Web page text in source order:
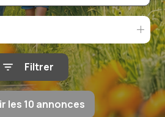
Filtrer
les 10 annonces